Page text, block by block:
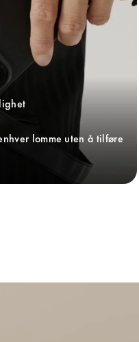
lomme uten å tilføre